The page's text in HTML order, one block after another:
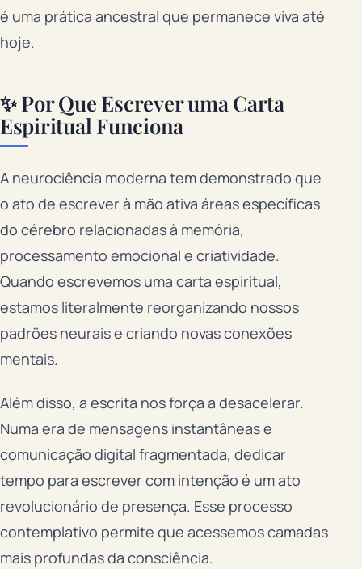
é uma prática ancestral que permanece viva até
hoje.
✨ Por Que Escrever uma Carta
Espiritual Funciona
A neurociência moderna tem demonstrado que
o ato de escrever à mão ativa áreas específicas
do cérebro relacionadas à memória,
processamento emocional e criatividade.
Quando escrevemos uma carta espiritual,
estamos literalmente reorganizando nossos
padrões neurais e criando novas conexões
mentais.
Além disso, a escrita nos força a desacelerar.
Numa era de mensagens instantâneas e
comunicação digital fragmentada, dedicar
tempo para escrever com intenção é um ato
revolucionário de presença. Esse processo
contemplativo permite que acessemos camadas
mais profundas da consciência.